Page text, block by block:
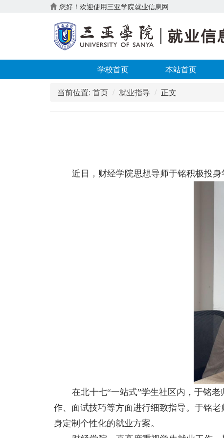
您好！欢迎使用三亚学院就业信息网
学校首页 本站首页
当前位置: 首页 就业指导 正文
近日，财经学院思想导师于铭积极投
在北十七“一站式”学生社区内，于铭老
作、面试技巧等方面进行细致指导。于铭老
身定制个性化的就业方案。